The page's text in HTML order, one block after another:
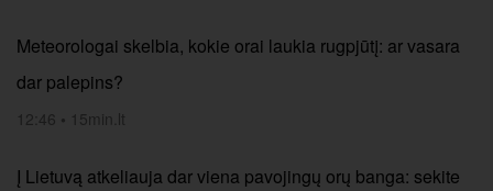
Meteorologai skelbia, kokie orai laukia rugpjūtį: ar vasara
dar palepins?
12:46 • 15min.lt
Į Lietuvą atkeliauja dar viena pavojingų orų banga: sekite